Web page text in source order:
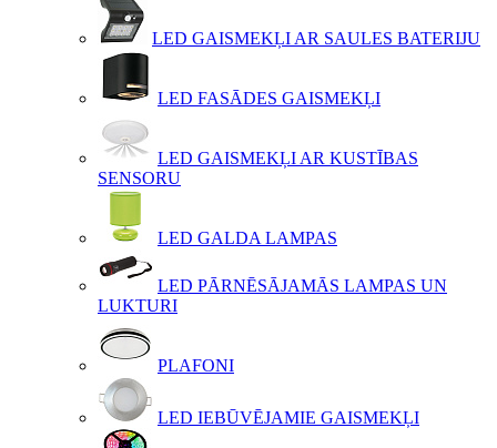
LED GAISMEKĻI AR SAULES BATERIJU
LED FASĀDES GAISMEKĻI
LED GAISMEKĻI AR KUSTĪBAS
SENSORU
LED GALDA LAMPAS
LED PĀRNĒSĀJAMĀS LAMPAS UN
LUKTURI
PLAFONI
LED IEBŪVĒJAMIE GAISMEKĻI